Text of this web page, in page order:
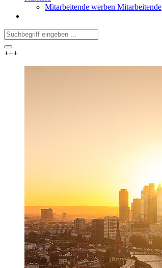
Mitarbeitende werben Mitarbeitende
+++